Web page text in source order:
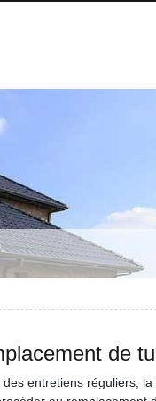
de
des entretiens réguliers,